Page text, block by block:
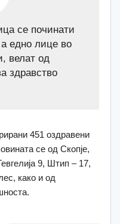
се починати
едно лице во
велат од
здравство
451 оздравени
се од Скопје,
9, Штип – 17,
како и од